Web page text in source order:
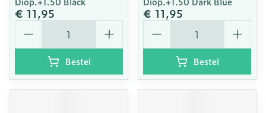
€ 11,95
Aantal
Bestel
€ 11,95
Aantal
Bestel